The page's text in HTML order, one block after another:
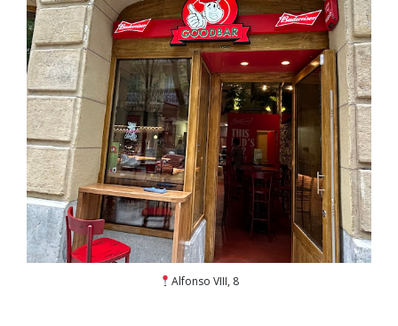
Alfonso VIII, 8